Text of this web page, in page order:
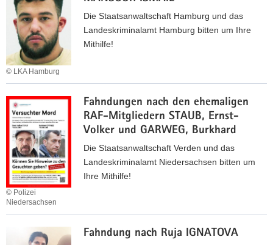
R
A
K
A
T
K
A
R
A
T
Z
A
I
D
I
S
c
h
A
l
e
n
d
e
r
E
L
B
E
n
d
u
n
g
n
a
c
h
A
y
m
a
n
© LKA Hamburg
Die Staatsanwaltschaft Hamburg und das
Landeskriminalamt Hamburg bitten um Ihre
Mithilfe!
a
h
n
d
u
n
g
n
a
Fahndungen nach den ehemaligen
RAF-Mitgliedern STAUB, Ernst-
Volker und GARWEG, Burkhard
© Polizei
Niedersachsen
Die Staatsanwaltschaft Verden und das
Landeskriminalamt Niedersachsen bitten um
Ihre Mithilfe!
Fahndung nach Ruja IGNATOVA